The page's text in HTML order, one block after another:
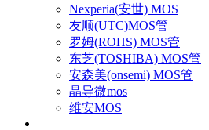
Nexperia(安世) MOS
友顺(UTC)MOS管
罗姆(ROHS) MOS管
东芝(TOSHIBA) MOS管
安森美(onsemi) MOS管
晶导微mos
维安MOS